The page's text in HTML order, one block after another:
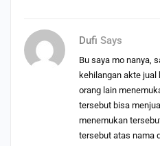
Dufi Says
Bu saya mo nanya,
kehilangan akte
orang lain
tersebut bisa
menemukan
tersebut atas nama